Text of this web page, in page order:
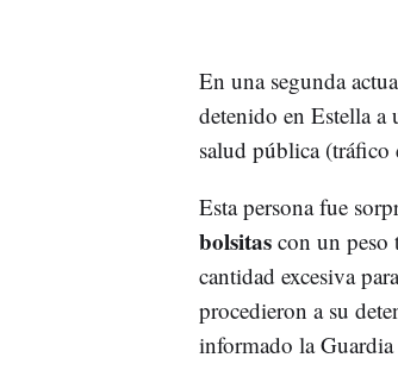
En una segunda
detenido en Estella
salud pública (tráfico
Esta persona fue
bolsitascon un peso
cantidad excesiva
procedieron a su
informado la